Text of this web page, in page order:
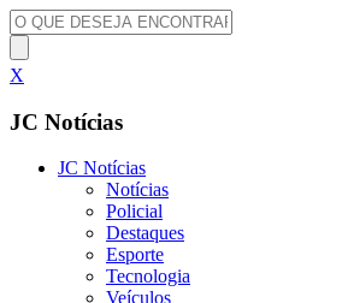
X
JC Notícias
JC Notícias
Notícias
Policial
Destaques
Esporte
Tecnologia
Veículos